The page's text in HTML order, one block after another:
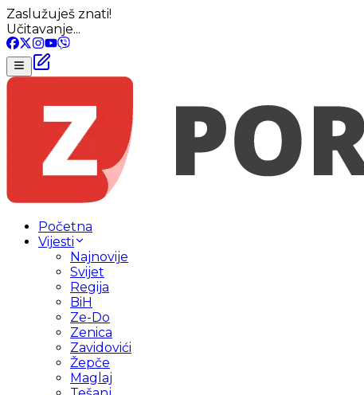
Zaslužuješ znati!
Učitavanje...
Početna
Vijesti
Najnovije
Svijet
Regija
BiH
Ze-Do
Zenica
Zavidovići
Žepče
Maglaj